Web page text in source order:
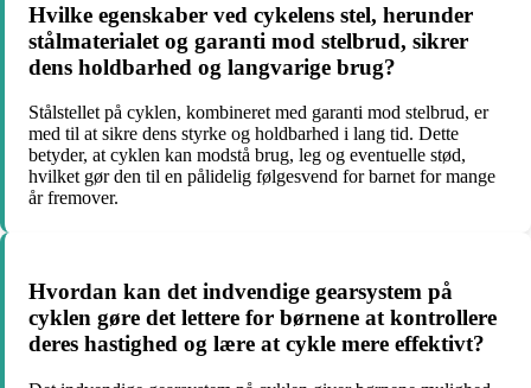
Hvilke egenskaber ved cykelens stel, herunder
stålmaterialet og garanti mod stelbrud, sikrer
dens holdbarhed og langvarige brug?
Stålstellet på cyklen, kombineret med garanti mod stelbrud, er
med til at sikre dens styrke og holdbarhed i lang tid. Dette
betyder, at cyklen kan modstå brug, leg og eventuelle stød,
hvilket gør den til en pålidelig følgesvend for barnet for mange
år fremover.
Hvordan kan det indvendige gearsystem på
cyklen gøre det lettere for børnene at kontrollere
deres hastighed og lære at cykle mere effektivt?